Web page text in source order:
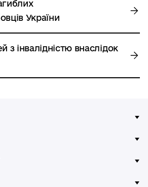
України
з інвалідністю внаслідок